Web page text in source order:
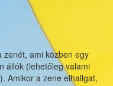
zenét, ami közben egy
állók (lehetőleg valami
Amikor a zene elhallgat,